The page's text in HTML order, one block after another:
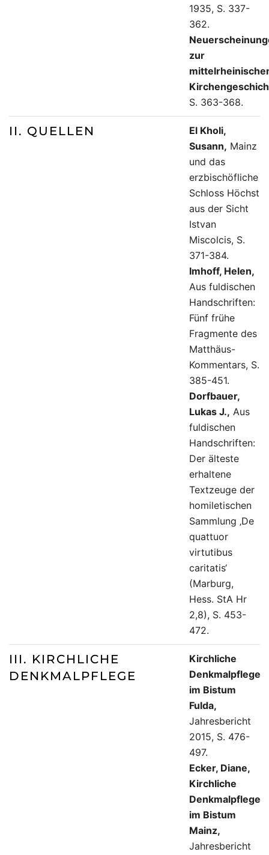
1935, S. 337-
362.
zur
S. 363-368.
II. QUELLEN
El Kholi,
Susann, Mainz
und das
erzbischöfliche
Schloss Höchst
aus der Sicht
Istvan
Miscolcis, S.
371-384.
Imhoff, Helen,
Aus fuldischen
Handschriften:
Fünf frühe
Fragmente des
Matthäus-
Kommentars, S.
385-451.
Dorfbauer,
Lukas J., Aus
fuldischen
Handschriften:
Der älteste
erhaltene
Textzeuge der
homiletischen
Sammlung ‚De
quattuor
virtutibus
caritatis‘
(Marburg,
Hess. StA Hr
2,8), S. 453-
472.
III. KIRCHLICHE
DENKMALPFLEGE
Kirchliche
Denkmalpflege
im Bistum
Fulda,
Jahresbericht
2015, S. 476-
497.
Ecker, Diane,
Kirchliche
Denkmalpflege
im Bistum
Mainz,
Jahresbericht